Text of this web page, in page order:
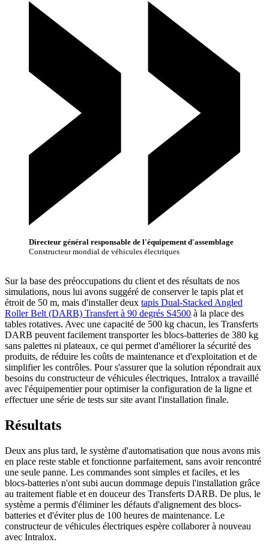
Directeur général responsable de l'équipement d'assemblage
Constructeur mondial de véhicules électriques
Sur la base des préoccupations du client et des résultats de nos
simulations, nous lui avons suggéré de conserver le tapis plat et
étroit de 50 m, mais d'installer deux tapis Dual-Stacked Angled
Roller Belt (DARB) Transfert à 90 degrés S4500 à la place des
tables rotatives. Avec une capacité de 500 kg chacun, les Transferts
DARB peuvent facilement transporter les blocs-batteries de 380 kg
sans palettes ni plateaux, ce qui permet d'améliorer la sécurité des
produits, de réduire les coûts de maintenance et d'exploitation et de
simplifier les contrôles. Pour s'assurer que la solution répondrait aux
besoins du constructeur de véhicules électriques, Intralox a travaillé
avec l'équipementier pour optimiser la configuration de la ligne et
effectuer une série de tests sur site avant l'installation finale.
Résultats
Deux ans plus tard, le système d'automatisation que nous avons mis
en place reste stable et fonctionne parfaitement, sans avoir rencontré
une seule panne. Les commandes sont simples et faciles, et les
blocs-batteries n'ont subi aucun dommage depuis l'installation grâce
au traitement fiable et en douceur des Transferts DARB. De plus, le
système a permis d'éliminer les défauts d'alignement des blocs-
batteries et d'éviter plus de 100 heures de maintenance. Le
constructeur de véhicules électriques espère collaborer à nouveau
avec Intralox.